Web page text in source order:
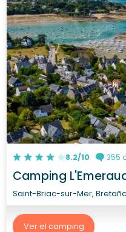
8.2/10 355
Camping
Saint-Briac-sur-Mer, Bretaña
Ver el camping